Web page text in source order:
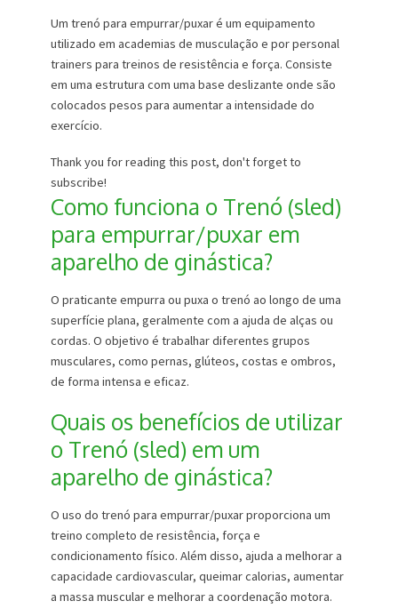
Um trenó para empurrar/puxar é um equipamento
utilizado em academias de musculação e por personal
trainers para treinos de resistência e força. Consiste
em uma estrutura com uma base deslizante onde são
colocados pesos para aumentar a intensidade do
exercício.
Thank you for reading this post, don't forget to
subscribe!
Como funciona o Trenó (sled)
para empurrar/puxar em
aparelho de ginástica?
O praticante empurra ou puxa o trenó ao longo de uma
superfície plana, geralmente com a ajuda de alças ou
cordas. O objetivo é trabalhar diferentes grupos
musculares, como pernas, glúteos, costas e ombros,
de forma intensa e eficaz.
Quais os benefícios de utilizar
o Trenó (sled) em um
aparelho de ginástica?
O uso do trenó para empurrar/puxar proporciona um
treino completo de resistência, força e
condicionamento físico. Além disso, ajuda a melhorar a
capacidade cardiovascular, queimar calorias, aumentar
a massa muscular e melhorar a coordenação motora.